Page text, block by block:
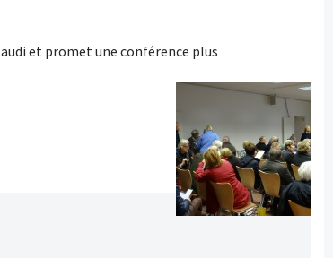
et promet une conférence plus